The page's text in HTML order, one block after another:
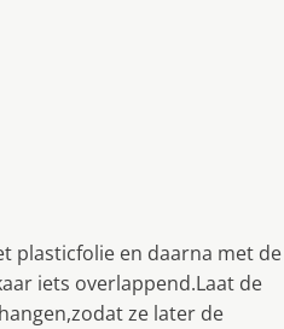
plasticfolie en daarna met de
iets overlappend.Laat de
ze later de